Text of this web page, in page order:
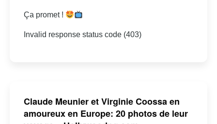
Ça promet !
Invalid response status code (403)
Claude Meunier et Virginie Coossa en
amoureux en Europe: 20 photos de leur